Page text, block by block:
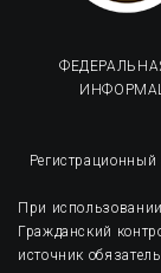
При
Гражданский
источник